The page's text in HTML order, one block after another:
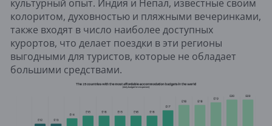
культурный опыт. Индия и Непал, известные своим
колоритом, духовностью и пляжными вечеринками,
также входят в число наиболее доступных
курортов, что делает поездки в эти регионы
выгодными для туристов, которые не обладает
большими средствами.